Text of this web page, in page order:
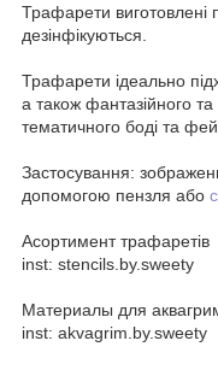
Трафарети виготовлені
дезінфікуються.
Трафарети ідеально
а також фантазійного та
тематичного боді та
Застосування:
допомогою пензля або
Асортимент трафаретів
inst: stencils.by.sweety
Материалы для
inst: akvagrim.by.sweety